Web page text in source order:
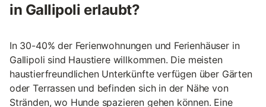
in Gallipoli erlaubt?
In 30-40% der Ferienwohnungen und Ferienhäuser in
Gallipoli sind Haustiere willkommen. Die meisten
haustierfreundlichen Unterkünfte verfügen über Gärten
oder Terrassen und befinden sich in der Nähe von
Stränden, wo Hunde spazieren gehen können. Eine